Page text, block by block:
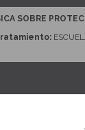
SOBRE
publicidad